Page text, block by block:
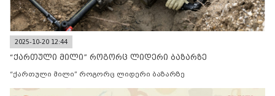
2025-10-20 12:44
“ქართული მილი” როგორც ლიდერი ბაზარზე
“ქართული მილი” როგორც ლიდერი ბაზარზე